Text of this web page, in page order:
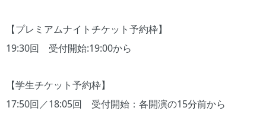
【プレミアムナイトチケット予約枠】
19:30回 受付開始:19:00から
【学生チケット予約枠】
17:50回／18:05回 受付開始：各開演の15分前から